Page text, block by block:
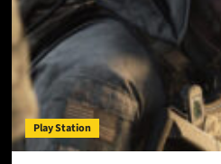
Pass
обернулся
Xbox
потерей
«миллионов
подписчиков»
Play Station